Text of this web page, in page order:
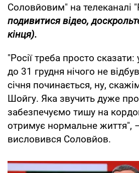
Соловйовим" на телеканалі
подивитися відео,
кінця).
"Росії треба просто
до 31 грудня нічого не
січня починається, ну,
Шойгу. Яка звучить дуже
забезпечуємо тишу на
отримує нормальне життя",
висловився Соловйов.